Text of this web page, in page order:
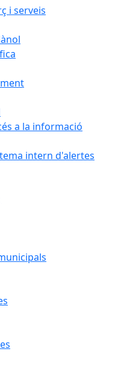
i serveis
a la informació
intern d'alertes